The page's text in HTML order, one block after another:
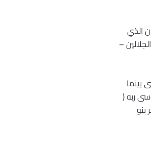
الذي
–
بينما
) المائدة 24 . فدعا عليهم موسى ربه (
بنو